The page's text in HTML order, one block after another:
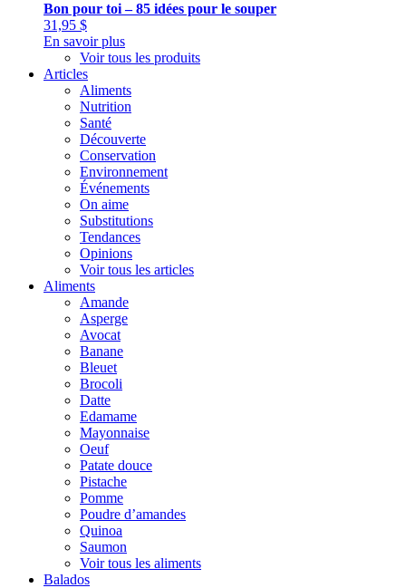
Bon pour toi – 85 idées pour le souper
31,95 $
En savoir plus
Voir tous les produits
Articles
Aliments
Nutrition
Santé
Découverte
Conservation
Environnement
Événements
On aime
Substitutions
Tendances
Opinions
Voir tous les articles
Aliments
Amande
Asperge
Avocat
Banane
Bleuet
Brocoli
Datte
Edamame
Mayonnaise
Oeuf
Patate douce
Pistache
Pomme
Poudre d’amandes
Quinoa
Saumon
Voir tous les aliments
Balados